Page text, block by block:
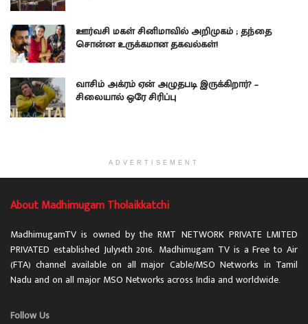
ஊர்வசி மகள் சினிமாவில் அறிமுகம் ; தந்தை
சொன்ன உருக்கமான தகவல்கள்!
வாசிம் அக்ரம் ஏன் அழுதபடி இருக்கிறார்? –
சிலையால் ஒரே சிரிப்பு
ADVERTISEMENT
About Madhimugam Tholaikkatchi
MadhimugamTV is owned by the RMT NETWORK PRIVATE LMITED
PRIVATED established July14th 2016. Madhimugam TV is a Free to Air
(FTA) channel available on all major Cable/MSO Networks in Tamil
Nadu and on all major MSO Networks across India and worldwide.
Follow Us